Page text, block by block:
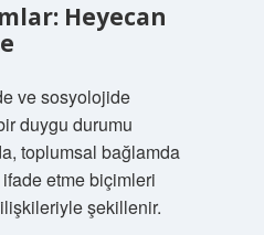
Heyecan
ve sosyolojide
duygu durumu
toplumsal bağlamda
etme biçimleri
şekillenir.